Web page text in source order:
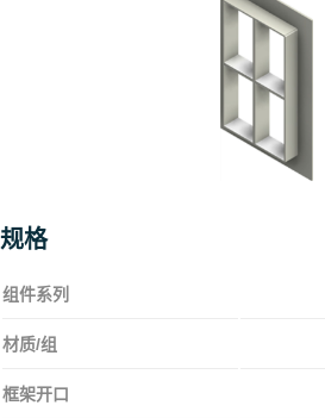
规格
组件系列
材质/组
框架开口